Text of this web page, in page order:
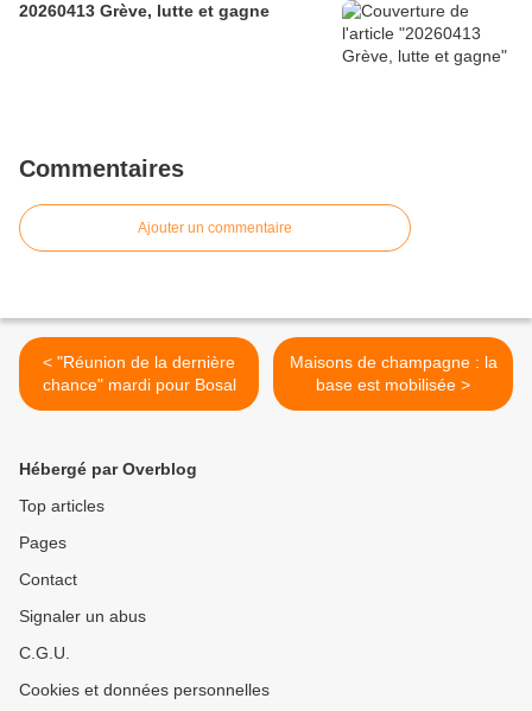
20260413 Grève, lutte et gagne
Commentaires
Ajouter un commentaire
< "Réunion de la dernière
chance" mardi pour Bosal
Maisons de champagne : la
base est mobilisée >
Hébergé par Overblog
Top articles
Pages
Contact
Signaler un abus
C.G.U.
Cookies et données personnelles